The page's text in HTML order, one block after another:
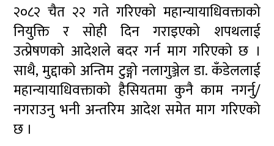
२०८२ चैत २२ गते गरिएको महान्यायाधिवक्ताको
नियुक्ति र सोही दिन गराइएको शपथलाई
उत्प्रेषणको आदेशले बदर गर्न माग गरिएको छ ।
साथै, मुद्दाको अन्तिम टुङ्गो नलागुञ्जेल डा. कँडेललाई
महान्यायाधिवक्ताको हैसियतमा कुनै काम नगर्नु/
नगराउनु भनी अन्तरिम आदेश समेत माग गरिएको
छ ।